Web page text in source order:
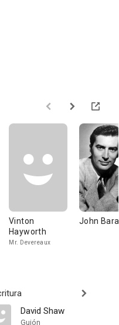
Vinton
Hayworth
Mr. Devereaux
John
David Shaw
Guión